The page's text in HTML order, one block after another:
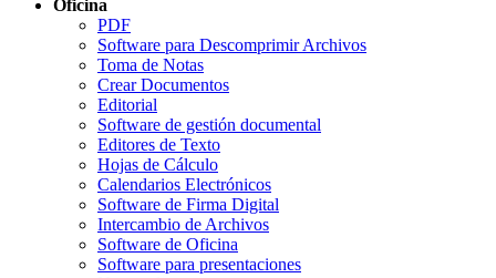
Oficina
PDF
Software para Descomprimir Archivos
Toma de Notas
Crear Documentos
Editorial
Software de gestión documental
Editores de Texto
Hojas de Cálculo
Calendarios Electrónicos
Software de Firma Digital
Intercambio de Archivos
Software de Oficina
Software para presentaciones